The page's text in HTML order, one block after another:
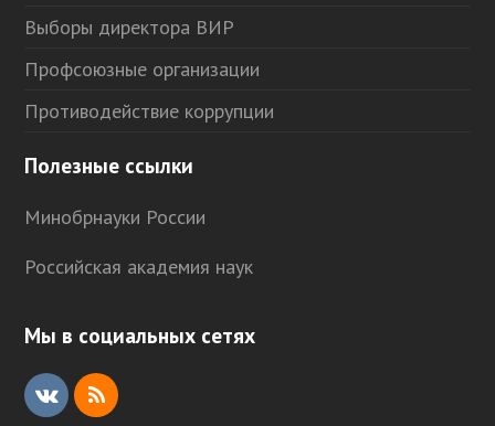
Выборы директора ВИР
Профсоюзные организации
Противодействие коррупции
Полезные ссылки
Минобрнауки России
Российская академия наук
Мы в социальных сетях
V R